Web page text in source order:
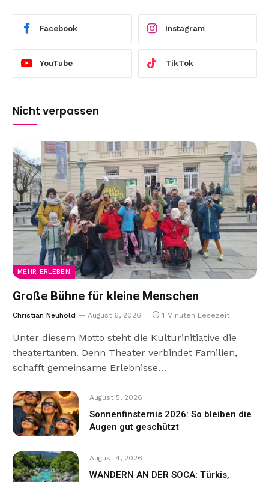
Facebook Instagram
YouTube TikTok
Nicht verpassen
MEHR ERLEBEN
Große Bühne für kleine Menschen
Christian Neuhold August 6, 2026 1 Minuten Lesezeit
Unter diesem Motto steht die Kulturinitiative die
theatertanten. Denn Theater verbindet Familien,
schafft gemeinsame Erlebnisse…
August 5, 2026
Sonnenfinsternis 2026: So bleiben die
Augen gut geschützt
August 4, 2026
WANDERN AN DER SOCA: Türkis,